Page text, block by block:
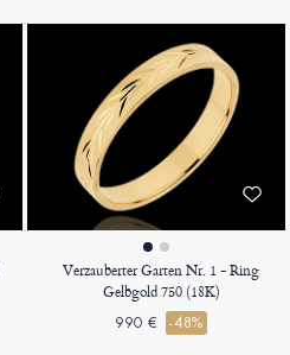
Verzauberter Garten Nr. 1 - Ring
Gelbgold 750 (18K)
990 € -48%